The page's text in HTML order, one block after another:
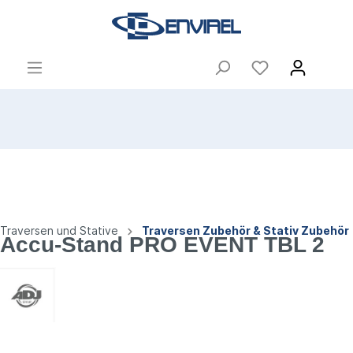
Traversen und Stative Traversen Zubehör & Stativ Zubehör
Accu-Stand PRO EVENT TBL 2